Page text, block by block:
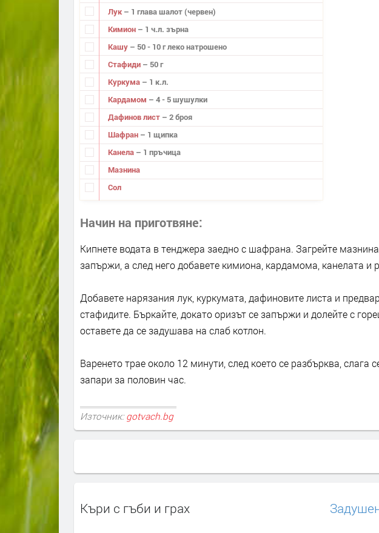
Лук – 1 глава шалот (червен)
Кимион – 1 ч.л. зърна
Кашу – 50 - 10 г леко натрошено
Стафиди – 50 г
Куркума – 1 к.л.
Кардамом – 4 - 5 шушулки
Дафинов лист – 2 броя
Шафран – 1 щипка
Канела – 1 пръчица
Мазнина
Сол
Начин на приготвяне
Кипнете водата в тенджера заедно с шафрана. Загрейте
запържи, а след него добавете кимиона, кардамома, канелата и
Добавете нарязания лук, куркумата, дафиновите листа и
стафидите. Бъркайте, докато оризът се запържи и долейте с
оставете да се задушава на слаб котлон.
Варенето трае около 12 минути, след което се разбърква, слага
запари за половин час.
Източник: gotvach.bg
Къри с гъби и грах